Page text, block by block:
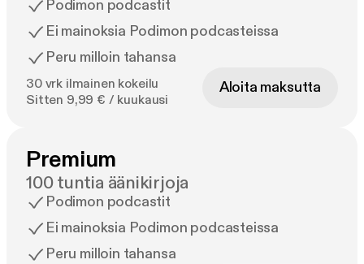
Podimon podcastit
Ei mainoksia Podimon podcasteissa
Peru milloin tahansa
30 vrk ilmainen kokeilu
Sitten 9,99 € / kuukausi
Aloita maksutta
Premium
100 tuntia äänikirjoja
Podimon podcastit
Ei mainoksia Podimon podcasteissa
Peru milloin tahansa